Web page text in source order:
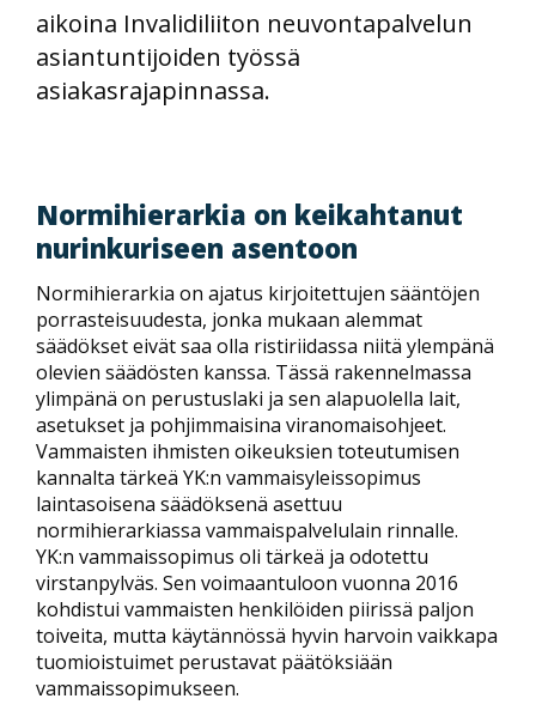
aikoina Invalidiliiton neuvontapalvelun
asiantuntijoiden työssä
asiakasrajapinnassa.
Normihierarkia on keikahtanut
nurinkuriseen asentoon
Normihierarkia on ajatus kirjoitettujen sääntöjen
porrasteisuudesta, jonka mukaan alemmat
säädökset eivät saa olla ristiriidassa niitä ylempänä
olevien säädösten kanssa. Tässä rakennelmassa
ylimpänä on perustuslaki ja sen alapuolella lait,
asetukset ja pohjimmaisina viranomaisohjeet.
Vammaisten ihmisten oikeuksien toteutumisen
kannalta tärkeä YK:n vammaisyleissopimus
laintasoisena säädöksenä asettuu
normihierarkiassa vammaispalvelulain rinnalle.
YK:n vammaissopimus oli tärkeä ja odotettu
virstanpylväs. Sen voimaantuloon vuonna 2016
kohdistui vammaisten henkilöiden piirissä paljon
toiveita, mutta käytännössä hyvin harvoin vaikkapa
tuomioistuimet perustavat päätöksiään
vammaissopimukseen.